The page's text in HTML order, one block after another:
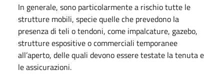
In generale, sono particolarmente a rischio tutte le
strutture mobili, specie quelle che prevedono la
presenza di teli o tendoni, come impalcature, gazebo,
strutture espositive o commerciali temporanee
all’aperto, delle quali devono essere testate la tenuta e
le assicurazioni.